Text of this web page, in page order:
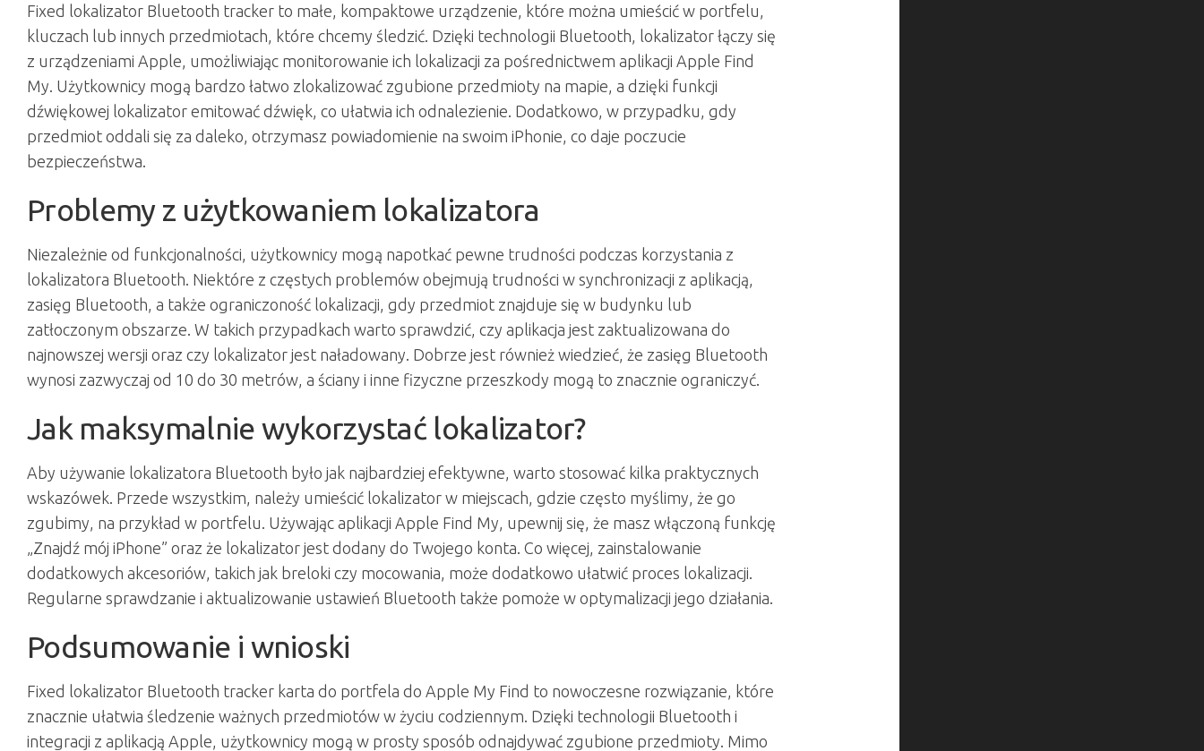
Fixed lokalizator Bluetooth tracker to małe, kompaktowe urządzenie, które można umieścić w portfelu,
kluczach lub innych przedmiotach, które chcemy śledzić. Dzięki technologii Bluetooth, lokalizator łączy się
z urządzeniami Apple, umożliwiając monitorowanie ich lokalizacji za pośrednictwem aplikacji Apple Find
My. Użytkownicy mogą bardzo łatwo zlokalizować zgubione przedmioty na mapie, a dzięki funkcji
dźwiękowej lokalizator emitować dźwięk, co ułatwia ich odnalezienie. Dodatkowo, w przypadku, gdy
przedmiot oddali się za daleko, otrzymasz powiadomienie na swoim iPhonie, co daje poczucie
bezpieczeństwa.
Problemy z użytkowaniem lokalizatora
Niezależnie od funkcjonalności, użytkownicy mogą napotkać pewne trudności podczas korzystania z
lokalizatora Bluetooth. Niektóre z częstych problemów obejmują trudności w synchronizacji z aplikacją,
zasięg Bluetooth, a także ograniczoność lokalizacji, gdy przedmiot znajduje się w budynku lub
zatłoczonym obszarze. W takich przypadkach warto sprawdzić, czy aplikacja jest zaktualizowana do
najnowszej wersji oraz czy lokalizator jest naładowany. Dobrze jest również wiedzieć, że zasięg Bluetooth
wynosi zazwyczaj od 10 do 30 metrów, a ściany i inne fizyczne przeszkody mogą to znacznie ograniczyć.
Jak maksymalnie wykorzystać lokalizator?
Aby używanie lokalizatora Bluetooth było jak najbardziej efektywne, warto stosować kilka praktycznych
wskazówek. Przede wszystkim, należy umieścić lokalizator w miejscach, gdzie często myślimy, że go
zgubimy, na przykład w portfelu. Używając aplikacji Apple Find My, upewnij się, że masz włączoną funkcję
„Znajdź mój iPhone” oraz że lokalizator jest dodany do Twojego konta. Co więcej, zainstalowanie
dodatkowych akcesoriów, takich jak breloki czy mocowania, może dodatkowo ułatwić proces lokalizacji.
Regularne sprawdzanie i aktualizowanie ustawień Bluetooth także pomoże w optymalizacji jego działania.
Podsumowanie i wnioski
Fixed lokalizator Bluetooth tracker karta do portfela do Apple My Find to nowoczesne rozwiązanie, które
znacznie ułatwia śledzenie ważnych przedmiotów w życiu codziennym. Dzięki technologii Bluetooth i
integracji z aplikacją Apple, użytkownicy mogą w prosty sposób odnajdywać zgubione przedmioty. Mimo